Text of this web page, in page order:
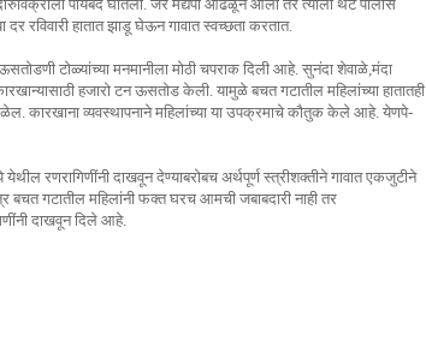
पायबंद घातला. जर मद्यपी आढळून आला तर त्याला थेट पोलीस
रविवारी हातात झाडू घेऊन गावात स्वच्छता करतात.
टोळ्यांच्या मनमानीला मोठी चपराक दिली आहे. सुनंदा शेवाळे,मंदा
हजारो टन ऊसतोड केली. यामुळे बचत गटातील महिलांच्या हातातही
कारखाना व्यवस्थापनाने महिलांच्या या उपक्रमाचे कौतुक केले आहे. येणपे-
रणरागिणींनी दाखवून देण्याबरोबच अर्थपूर्ण स्त्रीशक्तीने गावात एकजुटीने
गटातील महिलांनी फक्त घरच आमची जबाबदारी नाही तर
दाखवून दिले आहे.